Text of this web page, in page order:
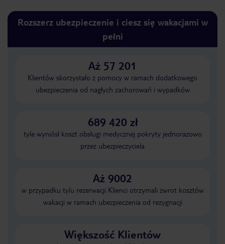
Rozszerz ubezpieczenie i ciesz się wakacjami w
pełni
Aż 57 201
Klientów skorzystało z pomocy w ramach dodatkowego
ubezpieczenia od nagłych zachorowań i wypadków
689 420 zł
tyle wyniósł koszt obsługi medycznej pokryty jednorazowo
przez ubezpieczyciela
Aż 9002
w przypadku tylu rezerwacji Klienci otrzymali zwrot kosztów
wakacji w ramach ubezpieczenia od rezygnacji
Większość Klientów